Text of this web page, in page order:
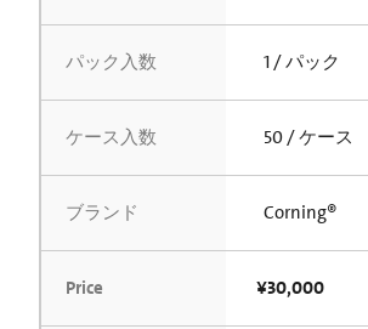
パック入数 1 / パック
ケース入数 50 / ケース
ブランド Corning®
Price ¥30,000